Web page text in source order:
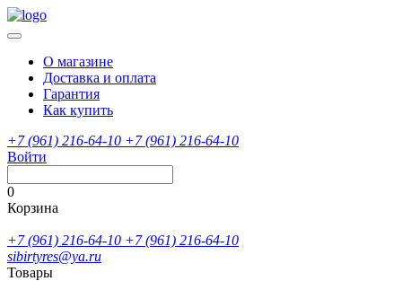
О магазине
Доставка и оплата
Гарантия
Как купить
+7 (961) 216-64-10 +7 (961) 216-64-10
Войти
0
Корзина
+7 (961) 216-64-10 +7 (961) 216-64-10
sibirtyres@ya.ru
Товары